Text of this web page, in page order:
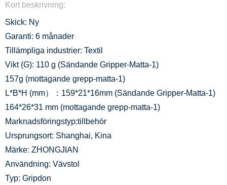
Kort beskrivning:
Skick: Ny
Garanti: 6 månader
Tillämpliga industrier: Textil
Vikt (G): 110 g (Sändande Gripper-Matta-1)
157g (mottagande grepp-matta-1)
L*B*H (mm）：159*21*16mm (Sändande Gripper-Matta-1)
164*26*31 mm (mottagande grepp-matta-1)
Marknadsföringstyp:tillbehör
Ursprungsort: Shanghai, Kina
Märke: ZHONGJIAN
Användning: Vävstol
Typ: Gripdon